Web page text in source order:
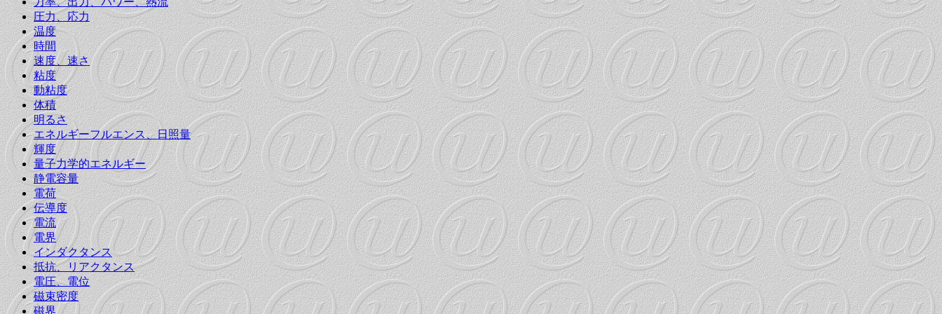
圧力、応力
温度
時間
速度、速さ
粘度
動粘度
体積
明るさ
エネルギーフルエンス、日照量
輝度
量子力学的エネルギー
静電容量
電荷
伝導度
電流
電界
インダクタンス
抵抗、リアクタンス
電圧、電位
磁束密度
磁界